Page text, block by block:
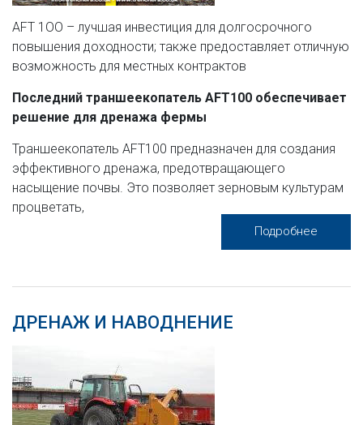
AFT 1OO – лучшая инвестиция для долгосрочного
повышения доходности; также предоставляет отличную
возможность для местных контрактов
Последний траншеекопатель AFT100 обеспечивает
решение для дренажа фермы
Траншеекопатель AFT100 предназначен для создания
эффективного дренажа, предотвращающего
насыщение почвы. Это позволяет зерновым культурам
процветать,
Подробнее
ДРЕНАЖ И НАВОДНЕНИЕ